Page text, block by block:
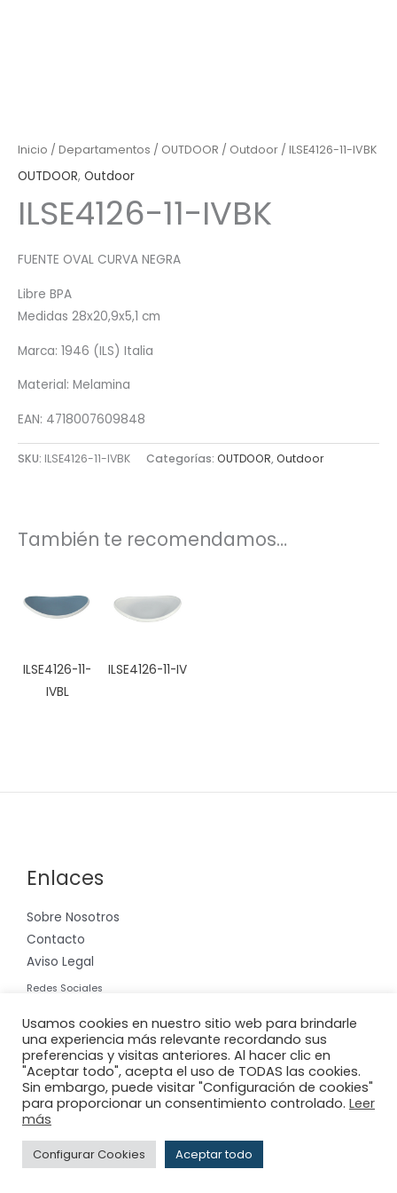
Inicio / Departamentos / OUTDOOR / Outdoor / ILSE4126-11-IVBK
OUTDOOR, Outdoor
ILSE4126-11-IVBK
FUENTE OVAL CURVA NEGRA
Libre BPA
Medidas 28x20,9x5,1 cm
Marca: 1946 (ILS) Italia
Material: Melamina
EAN: 4718007609848
SKU: ILSE4126-11-IVBK Categorías: OUTDOOR,Outdoor
También te recomendamos…
ILSE4126-11-
IVBL
ILSE4126-11-IV
Enlaces
Sobre Nosotros
Contacto
Aviso Legal
Redes Sociales
Powered byAdderit S.L.
Usamos cookies en nuestro sitio web para brindarle
una experiencia más relevante recordando sus
preferencias y visitas anteriores. Al hacer clic en
"Aceptar todo", acepta el uso de TODAS las cookies.
Sin embargo, puede visitar "Configuración de cookies"
para proporcionar un consentimiento controlado. Leer
más
Configurar Cookies Aceptar todo